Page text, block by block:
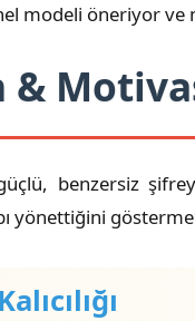
modeli öneriyor
&
güçlü, benzersiz
yönettiğini